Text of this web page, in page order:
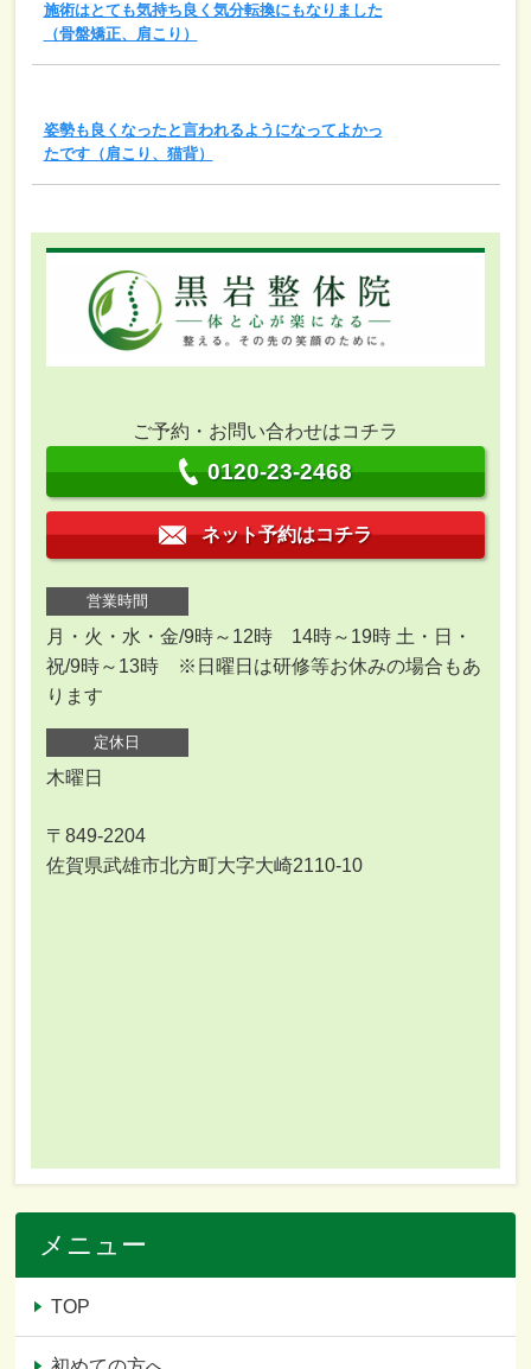
施術はとても気持ち良く気分転換にもなりました
（骨盤矯正、肩こり）
姿勢も良くなったと言われるようになってよかっ
たです（肩こり、猫背）
ご予約・お問い合わせはコチラ
0120-23-2468
ネット予約はコチラ
営業時間
月・火・水・金/9時～12時 14時～19時 土・日・
祝/9時～13時 ※日曜日は研修等お休みの場合もあ
ります
定休日
木曜日
〒849-2204
佐賀県武雄市北方町大字大崎2110-10
メニュー
TOP